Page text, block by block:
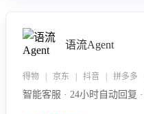
语流Agent
智能客服 · 24小时自动回复